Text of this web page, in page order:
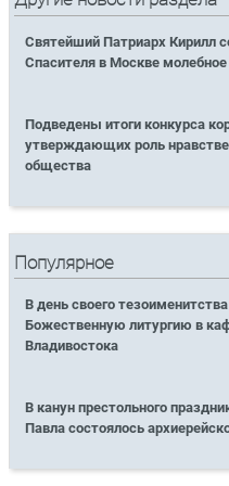
Святейший Патриарх Кирилл
Спасителя в Москве молебное
Подведены итоги конкурса
утверждающих роль
общества
Популярное
В день своего
Божественную литургию в
Владивостока
В канун престольного
Павла состоялось